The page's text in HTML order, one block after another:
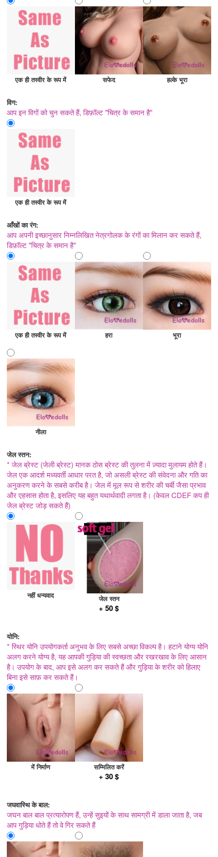
एक ही तस्वीर के रूप में सफेद हल्के भूरा
विग:
आप इन विगों को चुन सकते हैं, डिफ़ॉल्ट "चित्र के समान है"
एक ही तस्वीर के रूप में
आँखों का रंग:
आप अपनी इच्छानुसार निम्नलिखित नेत्रगोलक के रंगों का मिलान कर सकते हैं,
डिफ़ॉल्ट "चित्र के समान है"
एक ही तस्वीर के रूप में हरा भूरा
नीला
जेल स्तन:
* जेल ब्रेस्ट (जेली ब्रेस्ट) मानक ठोस ब्रेस्ट की तुलना में ज़्यादा मुलायम होते हैं।
जेल एक आदर्श मध्यवर्ती आधार परत है, जो असली ब्रेस्ट की संवेदना और गति का
अनुकरण करने के सबसे करीब है। जेल में मूल रूप से शरीर की चर्बी जैसा प्रभाव
और एहसास होता है, इसलिए यह बहुत यथार्थवादी लगता है। (केवल CDEF कप ही
जेल ब्रेस्ट जोड़ सकते हैं)
नहीं धन्यवाद जेल स्तन
+ 50 $
योनि:
* स्थिर योनि उपयोगकर्ता अनुभव के लिए सबसे अच्छा विकल्प है। हटाने योग्य योनि
अलग करने योग्य है, यह आपकी गुड़िया की स्वच्छता और रखरखाव के लिए आसान
है। उपयोग के बाद, आप इसे अलग कर सकते हैं और गुड़िया के शरीर को हिलाए
बिना इसे साफ़ कर सकते हैं।
में निर्माण सम्मिलित करें
+ 30 $
जघवास्थि के बाल:
जघन बाल बाल प्रत्यारोपण हैं, उन्हें सुइयों के साथ सामग्री में डाला जाता है, जब
आप गुड़िया धोते हैं तो वे गिर सकते हैं